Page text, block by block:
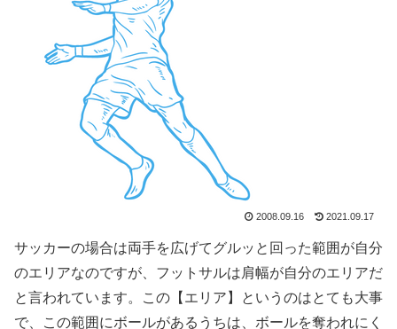
2008.09.16 2021.09.17
サッカーの場合は両手を広げてグルッと回った範囲が自分
のエリアなのですが、フットサルは肩幅が自分のエリアだ
と言われています。この【エリア】というのはとても大事
で、この範囲にボールがあるうちは、ボールを奪われにく